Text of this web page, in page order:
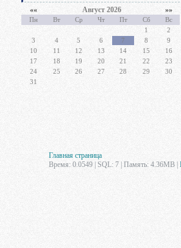
«« Август 2026 »»
Пн Вт Ср Чт Пт Сб
Вс
1
2
3
4 5 6 7 8
9
10
11 12 13 14 15
16
17
18 19 20 21 22
23
24
25 26 27 28 29
30
31
Главная страница
Время: 0.0549 | SQL: 7 | Память: 4.36MB